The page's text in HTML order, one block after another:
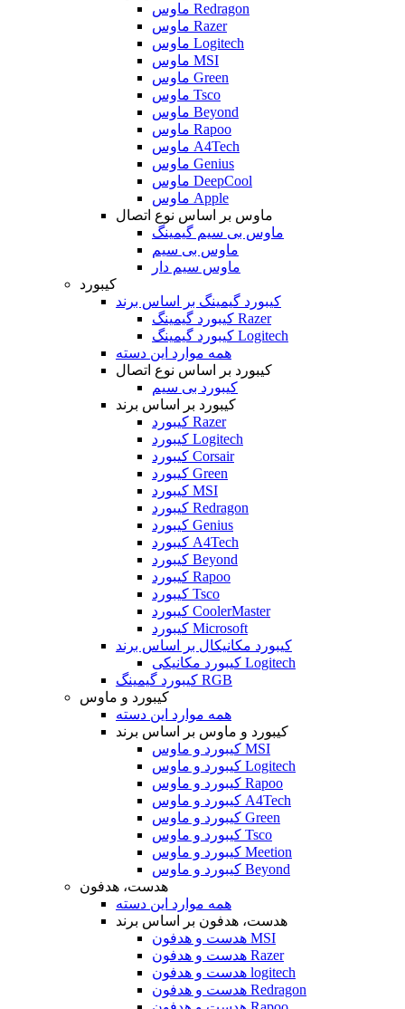
ماوس Redragon
ماوس Razer
ماوس Logitech
ماوس MSI
ماوس Green
ماوس Tsco
ماوس Beyond
ماوس Rapoo
ماوس A4Tech
ماوس Genius
ماوس DeepCool
ماوس Apple
ماوس بر اساس نوع اتصال
ماوس بی سیم گیمینگ
ماوس بی سیم
ماوس سیم دار
کیبورد
کیبورد گیمینگ بر اساس برند
کیبورد گیمینگ Razer
کیبورد گیمینگ Logitech
همه موارد این دسته
کیبورد بر اساس نوع اتصال
کیبورد بی سیم
کیبورد بر اساس برند
کیبورد Razer
کیبورد Logitech
کیبورد Corsair
کیبورد Green
کیبورد MSI
کیبورد Redragon
کیبورد Genius
کیبورد A4Tech
کیبورد Beyond
کیبورد Rapoo
کیبورد Tsco
کیبورد CoolerMaster
کیبورد Microsoft
کیبورد مکانیکال بر اساس برند
کیبورد مکانیکی Logitech
کیبورد گیمینگ RGB
کیبورد و ماوس
همه موارد این دسته
کیبورد و ماوس بر اساس برند
کیبورد و ماوس MSI
کیبورد و ماوس Logitech
کیبورد و ماوس Rapoo
کیبورد و ماوس A4Tech
کیبورد و ماوس Green
کیبورد و ماوس Tsco
کیبورد و ماوس Meetion
کیبورد و ماوس Beyond
هدست، هدفون
همه موارد این دسته
هدست، هدفون بر اساس برند
هدست و هدفون MSI
هدست و هدفون Razer
هدست و هدفون logitech
هدست و هدفون Redragon